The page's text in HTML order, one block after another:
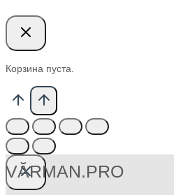
Корзина пуста.
VӐRMAN.PRO